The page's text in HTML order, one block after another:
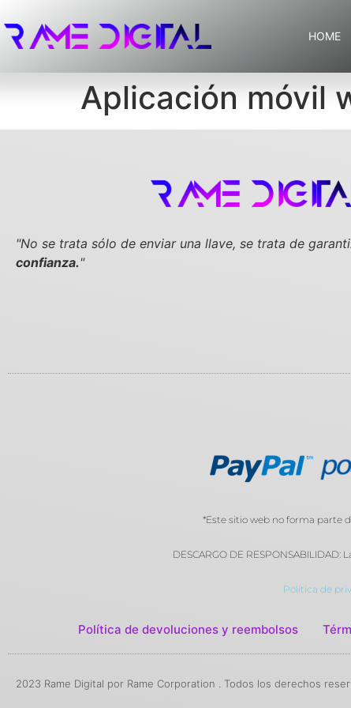
HOME
Aplicación móvil
"No se trata sólo de enviar una llave, se trata de
confianza."
*Este sitio web no forma parte
DESCARGO DE
Política de
Política de devoluciones y reembolsos
2023 Rame Digital por Rame Corporation . Todos los derechos